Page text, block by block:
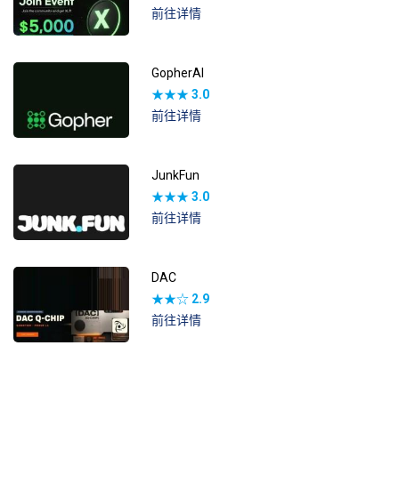
前往详情
GopherAI
★★★3.0
前往详情
JunkFun
★★★3.0
前往详情
DAC
★★☆ 2.9
前往详情